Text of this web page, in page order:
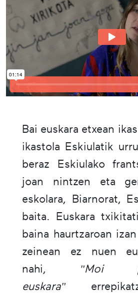
Bai euskara etxean
ikastola Eskiulatik
beraz Eskiulako
joan nintzen eta
eskolara, Biarnorat,
baita. Euskara
baina haurtzaroan
zeinean ez nuen
nahi, "Moi
euskara"